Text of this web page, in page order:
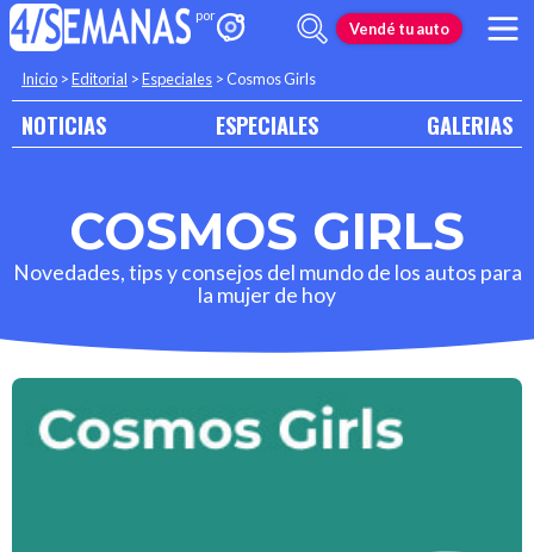
Vendé tu auto
Inicio >Editorial >Especiales >Cosmos Girls
NOTICIAS ESPECIALES GALERIAS
COSMOS GIRLS
Novedades, tips y consejos del mundo de los autos para
la mujer de hoy